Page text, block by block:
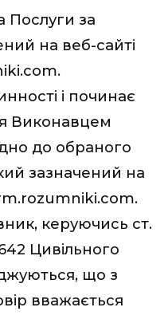
Послуги за
на веб-сайті
і починає
Виконавцем
до обраного
зазначений на
керуючись ст.
Цивільного
що з
вважається